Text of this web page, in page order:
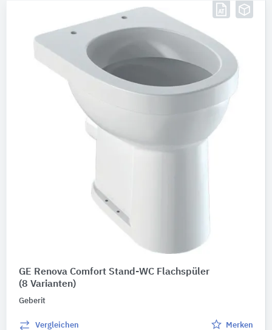
GE Renova Comfort Stand-WC Flachspüler
(8 Varianten)
Geberit
Vergleichen Merken